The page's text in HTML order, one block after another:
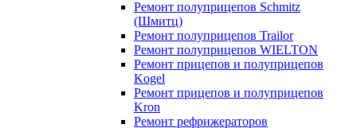
Ремонт полуприцепов Schmitz
(Шмитц)
Ремонт полуприцепов Trailor
Ремонт полуприцепов WIELTON
Ремонт прицепов и полуприцепов
Kogel
Ремонт прицепов и полуприцепов
Kron
Ремонт рефрижераторов